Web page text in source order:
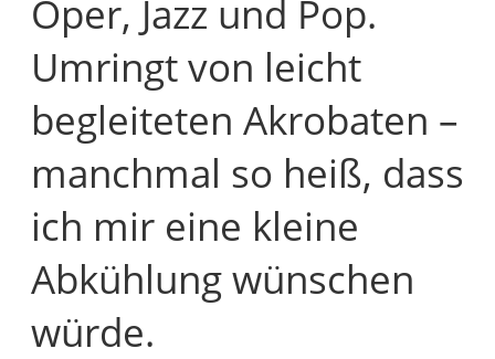
Oper, Jazz und Pop.
Umringt von leicht
begleiteten Akrobaten –
manchmal so heiß, dass
ich mir eine kleine
Abkühlung wünschen
würde.